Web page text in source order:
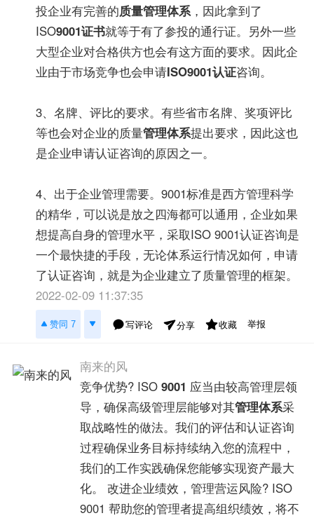
投企业有完善的质量管理体系，因此拿到了
ISO9001证书就等于有了参投的通行证。另外一些
大型企业对合格供方也会有这方面的要求。因此企
业由于市场竞争也会申请ISO9001认证咨询。
3、名牌、评比的要求。有些省市名牌、奖项评比
等也会对企业的质量管理体系提出要求，因此这也
是企业申请认证咨询的原因之一。
4、出于企业管理需要。9001标准是西方管理科学
的精华，可以说是放之四海都可以通用，企业如果
想提高自身的管理水平，采取ISO 9001认证咨询是
一个最快捷的手段，无论体系运行情况如何，申请
了认证咨询，就是为企业建立了质量管理的框架。
2022-02-09 11:37:35
赞同 7 写评论 分享 收藏 举报
南来的风
竞争优势? ISO 9001 应当由较高管理层领
导，确保高级管理层能够对其管理体系采
取战略性的做法。我们的评估和认证咨询
过程确保业务目标持续纳入您的流程中，
我们的工作实践确保您能够实现资产最大
化。 改进企业绩效，管理营运风险? ISO
9001 帮助您的管理者提高组织绩效，将不